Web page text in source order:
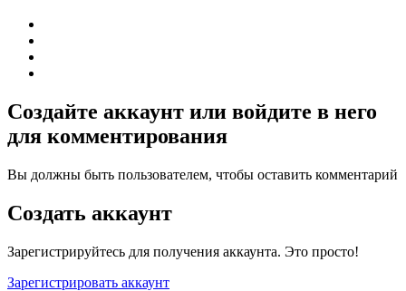
Создайте аккаунт или войдите в него
для комментирования
Вы должны быть пользователем, чтобы оставить комментарий
Создать аккаунт
Зарегистрируйтесь для получения аккаунта. Это просто!
Зарегистрировать аккаунт